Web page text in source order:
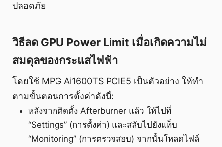
ปลอดภัย
วิธีลด GPU Power Limit เมื่อเกิดความไม่
สมดุลของกระแสไฟฟ้า
โดยใช้ MPG Ai1600TS PCIE5 เป็นตัวอย่าง ให้ทำ
ตามขั้นตอนการตั้งค่าดังนี้:
หลังจากติดตั้ง Afterburner แล้ว ให้ไปที่
“Settings” (การตั้งค่า) และสลับไปยังแท็บ
“Monitoring” (การตรวจสอบ) จากนั้นโหลดไฟล์